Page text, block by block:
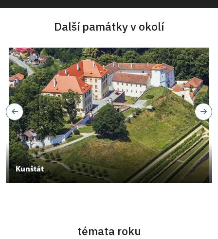
Další památky v okolí
Kunštát
témata roku